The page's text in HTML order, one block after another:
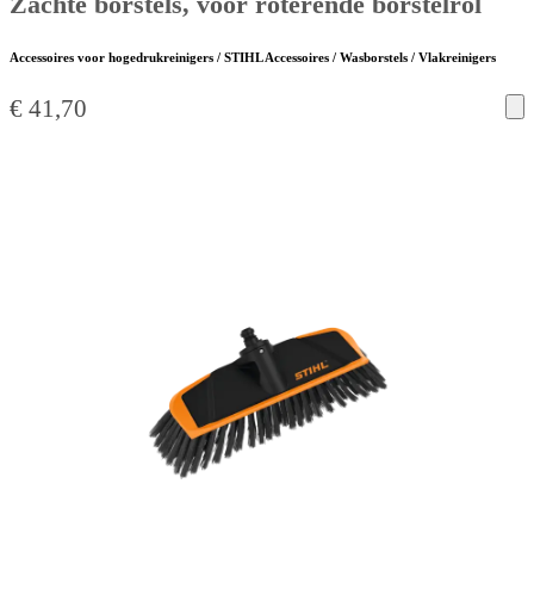
Accessoires voor hogedrukreinigers / STIHL Accessoires / Wasborstels / Vlakreinigers
€ 41,70